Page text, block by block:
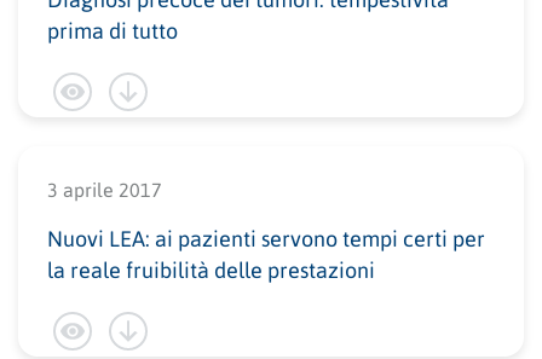
prima di tutto
3 aprile 2017
Nuovi LEA: ai pazienti servono tempi certi per
la reale fruibilità delle prestazioni